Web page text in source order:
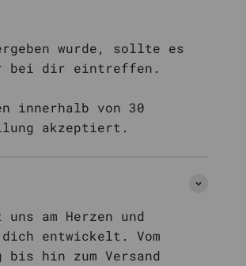
wurde, sollte es
bei dir eintreffen.
innerhalb von 30
akzeptiert.
am Herzen und
entwickelt. Vom
hin zum Versand